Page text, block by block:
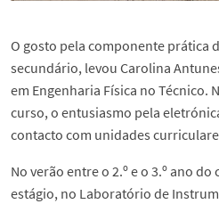
O gosto pela componente prática
secundário, levou Carolina
em Engenharia Física no Técnico.
curso, o entusiasmo pela
contacto com unidades
No verão entre o 2.º e o 3.º ano
estágio, no Laboratório de